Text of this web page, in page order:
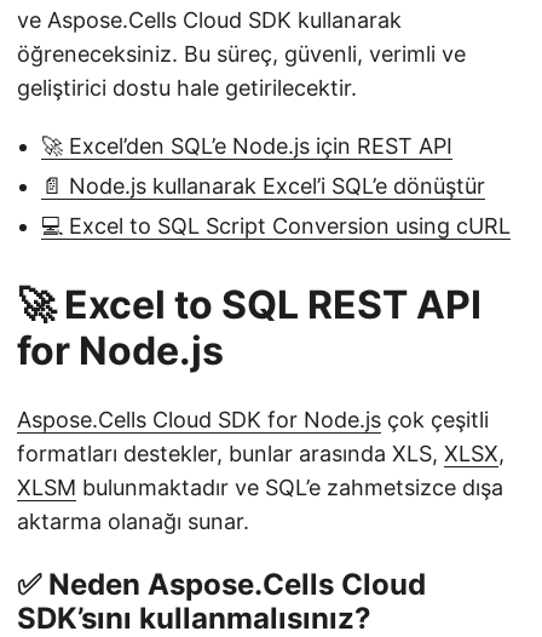
ve Aspose.Cells Cloud SDK kullanarak
öğreneceksiniz. Bu süreç, güvenli, verimli ve
geliştirici dostu hale getirilecektir.
🚀 Excel’den SQL’e Node.js için REST API
📄 Node.js kullanarak Excel’i SQL’e dönüştür
💻 Excel to SQL Script Conversion using cURL
🚀 Excel to SQL REST API
for Node.js
Aspose.Cells Cloud SDK for Node.js çok çeşitli
formatları destekler, bunlar arasında XLS, XLSX,
XLSM bulunmaktadır ve SQL’e zahmetsizce dışa
aktarma olanağı sunar.
✅ Neden Aspose.Cells Cloud
SDK’sını kullanmalısınız?